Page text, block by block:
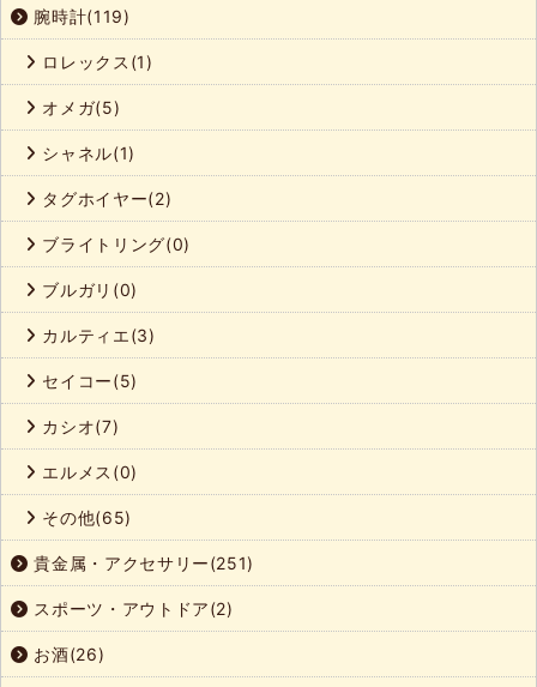
腕時計(119)
ロレックス(1)
オメガ(5)
シャネル(1)
タグホイヤー(2)
ブライトリング(0)
ブルガリ(0)
カルティエ(3)
セイコー(5)
カシオ(7)
エルメス(0)
その他(65)
貴金属・アクセサリー(251)
スポーツ・アウトドア(2)
お酒(26)